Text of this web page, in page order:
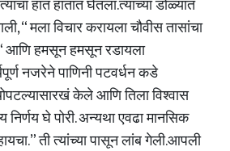
हात हातात घेतला.त्यांच्या डोळ्यात
“ मला विचार करायला चौवीस तासांचा
आणि हमसून हमसून रडायला
नजरेने पाणिनी पटवर्धन कडे
केले आणि तिला विश्वास
निर्णय घे पोरी. अन्यथा एवढा मानसिक
ती त्यांच्या पासून लांब गेली.आपली